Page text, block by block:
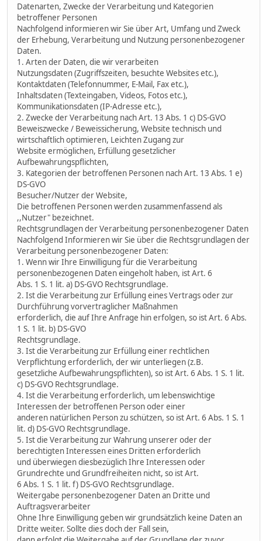
Datenarten, Zwecke der Verarbeitung und Kategorien
betroffener Personen
Nachfolgend informieren wir Sie über Art, Umfang und Zweck
der Erhebung, Verarbeitung und Nutzung personenbezogener
Daten.
1. Arten der Daten, die wir verarbeiten
Nutzungsdaten (Zugriffszeiten, besuchte Websites etc.),
Kontaktdaten (Telefonnummer, E-Mail, Fax etc.),
Inhaltsdaten (Texteingaben, Videos, Fotos etc.),
Kommunikationsdaten (IP-Adresse etc.),
2. Zwecke der Verarbeitung nach Art. 13 Abs. 1 c) DS-GVO
Beweiszwecke / Beweissicherung, Website technisch und
wirtschaftlich optimieren, Leichten Zugang zur
Website ermöglichen, Erfüllung gesetzlicher
Aufbewahrungspflichten,
3. Kategorien der betroffenen Personen nach Art. 13 Abs. 1 e)
DS-GVO
Besucher/Nutzer der Website,
Die betroffenen Personen werden zusammenfassend als
,,Nutzer" bezeichnet.
Rechtsgrundlagen der Verarbeitung personenbezogener Daten
Nachfolgend Informieren wir Sie über die Rechtsgrundlagen der
Verarbeitung personenbezogener Daten:
1. Wenn wir Ihre Einwilligung für die Verarbeitung
personenbezogenen Daten eingeholt haben, ist Art. 6
Abs. 1 S. 1 lit. a) DS-GVO Rechtsgrundlage.
2. Ist die Verarbeitung zur Erfüllung eines Vertrags oder zur
Durchführung vorvertraglicher Maßnahmen
erforderlich, die auf Ihre Anfrage hin erfolgen, so ist Art. 6 Abs.
1 S. 1 lit. b) DS-GVO
Rechtsgrundlage.
3. Ist die Verarbeitung zur Erfüllung einer rechtlichen
Verpflichtung erforderlich, der wir unterliegen (z.B.
gesetzliche Aufbewahrungspflichten), so ist Art. 6 Abs. 1 S. 1 lit.
c) DS-GVO Rechtsgrundlage.
4. Ist die Verarbeitung erforderlich, um lebenswichtige
Interessen der betroffenen Person oder einer
anderen natürlichen Person zu schützen, so ist Art. 6 Abs. 1 S. 1
lit. d) DS-GVO Rechtsgrundlage.
5. Ist die Verarbeitung zur Wahrung unserer oder der
berechtigten Interessen eines Dritten erforderlich
und überwiegen diesbezüglich Ihre Interessen oder
Grundrechte und Grundfreiheiten nicht, so ist Art.
6 Abs. 1 S. 1 lit. f) DS-GVO Rechtsgrundlage.
Weitergabe personenbezogener Daten an Dritte und
Auftragsverarbeiter
Ohne Ihre Einwilligung geben wir grundsätzlich keine Daten an
Dritte weiter. Sollte dies doch der Fall sein,